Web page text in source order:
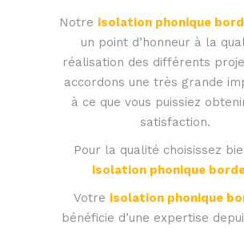
Notre isolation phonique
un point d’honneur à la
réalisation des différents
accordons une très grande
à ce que vous puissiez
satisfaction.
Pour la qualité choisissez
isolation phonique
Votre isolation phonique
bénéficie d’une expertise